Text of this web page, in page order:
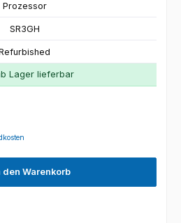
Prozessor
SR3GH
Lager lieferbar
den Warenkorb